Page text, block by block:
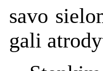
savo
gali